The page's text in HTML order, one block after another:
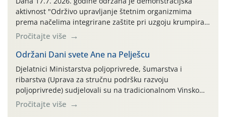
aktivnost "Održivo upravljanje štetnim organizmima
prema načelima integrirane zaštite pri uzgoju krumpira"
na pokusnom polju "Poredje", kraj naselja Belica (ARKOD
parcela ID 2445031) (središnji dio Međimurske županije).
Pročitajte više
Održani Dani svete Ane na Pelješcu
Djelatnici Ministarstva poljoprivrede, šumarstva i
ribarstva (Uprava za stručnu podršku razvoju
poljoprivrede) sudjelovali su na tradicionalnom Vinskom
forumu, održanom 24.07.2026. godine u Domu vinarske
tradicije u Putnikovićima na poluotoku Pelješcu, u
Pročitajte više